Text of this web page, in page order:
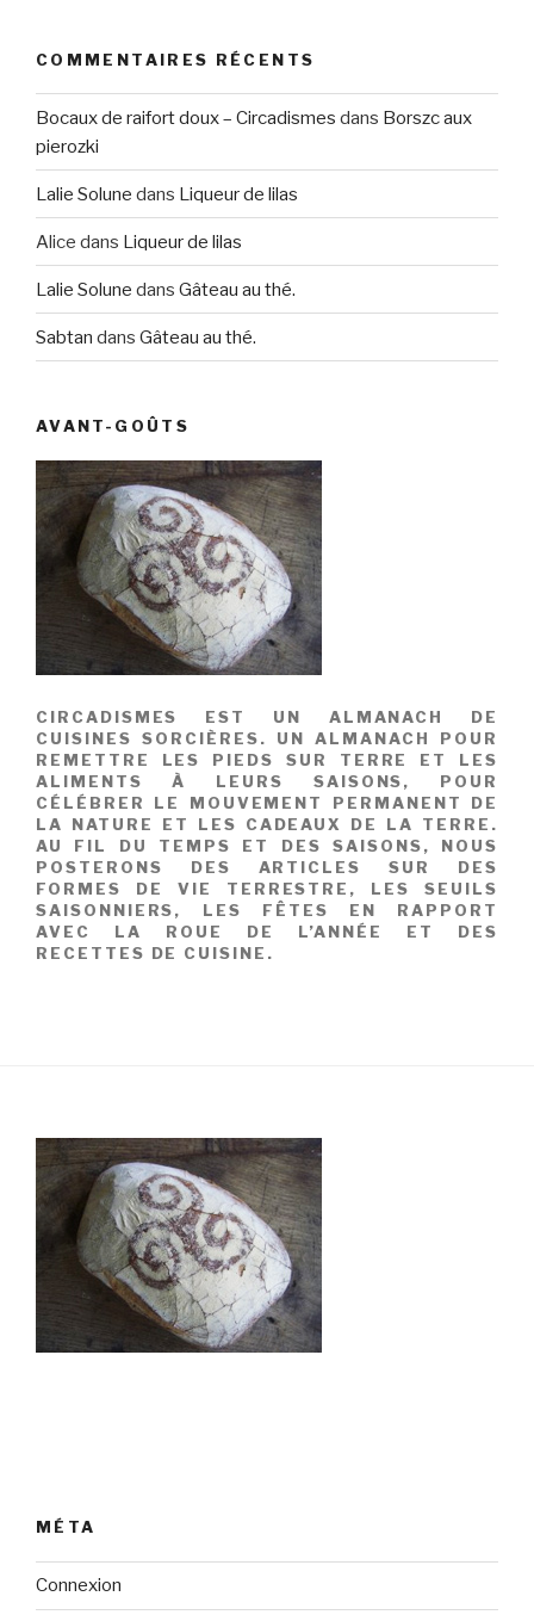
COMMENTAIRES RÉCENTS
Bocaux de raifort doux – Circadismes dans Borszc aux
pierozki
Lalie Solune dans Liqueur de lilas
Alice dans Liqueur de lilas
Lalie Solune dans Gâteau au thé.
Sabtan dans Gâteau au thé.
AVANT-GOÛTS
CIRCADISMES EST UN ALMANACH DE
CUISINES SORCIÈRES. UN ALMANACH POUR
REMETTRE LES PIEDS SUR TERRE ET LES
ALIMENTS À LEURS SAISONS, POUR
CÉLÉBRER LE MOUVEMENT PERMANENT DE
LA NATURE ET LES CADEAUX DE LA TERRE.
AU FIL DU TEMPS ET DES SAISONS, NOUS
POSTERONS DES ARTICLES SUR DES
FORMES DE VIE TERRESTRE, LES SEUILS
SAISONNIERS, LES FÊTES EN RAPPORT
AVEC LA ROUE DE L’ANNÉE ET DES
RECETTES DE CUISINE.
MÉTA
Connexion